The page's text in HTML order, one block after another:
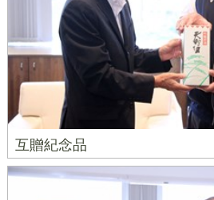
互贈紀念品